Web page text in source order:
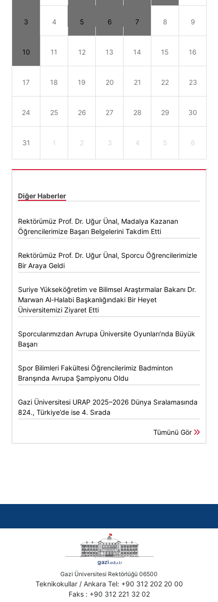
3 4 5 6 7 8 9
10 11 12 13 14 15 16
17 18 19 20 21 22 23
24 25 26 27 28 29 30
31 1 2 3 4 5 6
Diğer Haberler
Rektörümüz Prof. Dr. Uğur Ünal, Madalya Kazanan
Öğrencilerimize Başarı Belgelerini Takdim Etti
Rektörümüz Prof. Dr. Uğur Ünal, Sporcu Öğrencilerimizle
Bir Araya Geldi
Suriye Yükseköğretim ve Bilimsel Araştırmalar Bakanı Dr.
Marwan Al-Halabi Başkanlığındaki Bir Heyet
Üniversitemizi Ziyaret Etti
Sporcularımızdan Avrupa Üniversite Oyunları’nda Büyük
Başarı
Spor Bilimleri Fakültesi Öğrencilerimiz Badminton
Branşında Avrupa Şampiyonu Oldu
Gazi Üniversitesi URAP 2025–2026 Dünya Sıralamasında
824., Türkiye’de ise 4. Sırada
Tümünü Gör
Gazi Üniversitesi Rektörlüğü 06500
Teknikokullar / Ankara Tel: +90 312 202 20 00
Faks : +90 312 221 32 02